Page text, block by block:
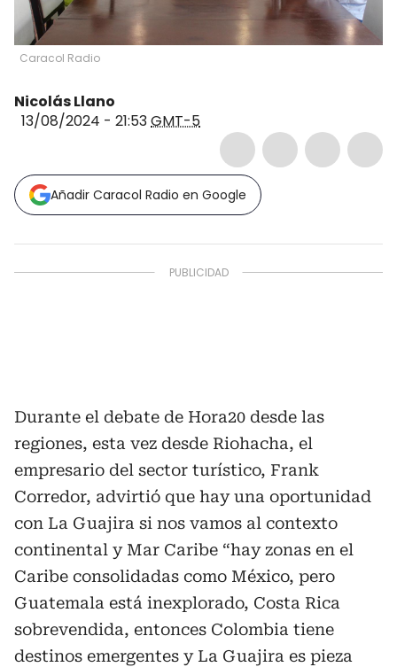
Caracol Radio
Nicolás Llano
13/08/2024 - 21:53GMT-5
Añadir Caracol Radio en Google
Durante el debate de Hora20 desde las
regiones, esta vez desde Riohacha, el
empresario del sector turístico, Frank
Corredor, advirtió que hay una oportunidad
con La Guajira si nos vamos al contexto
continental y Mar Caribe “hay zonas en el
Caribe consolidadas como México, pero
Guatemala está inexplorado, Costa Rica
sobrevendida, entonces Colombia tiene
destinos emergentes y La Guajira es pieza